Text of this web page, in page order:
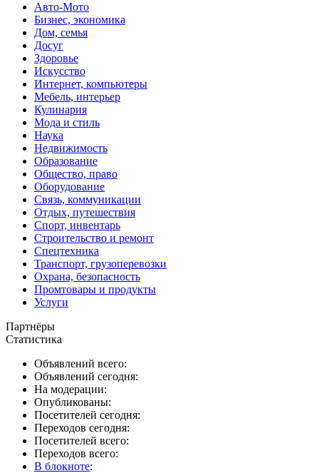
Авто-Мото
Бизнес, экономика
Дом, семья
Досуг
Здоровье
Искусство
Интернет, компьютеры
Мебель, интерьер
Кулинария
Мода и стиль
Наука
Недвижимость
Образование
Общество, право
Оборудование
Связь, коммуникации
Отдых, путешествия
Спорт, инвентарь
Строительство и ремонт
Спецтехника
Транспорт, грузоперевозки
Охрана, безопасность
Промтовары и продукты
Услуги
Партнёры
Статистика
Объявлений всего:
Объявлений сегодня:
На модерации:
Опубликованы:
Посетителей сегодня:
Переходов сегодня:
Посетителей всего:
Переходов всего:
В блокноте: